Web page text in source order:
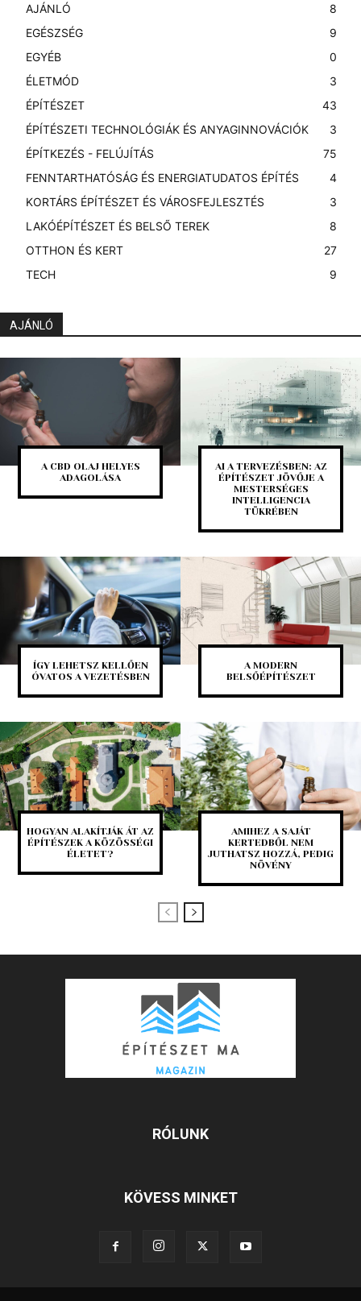
AJÁNLÓ
8
EGÉSZSÉG
9
EGYÉB
0
ÉLETMÓD
3
ÉPÍTÉSZET
43
ÉPÍTÉSZETI TECHNOLÓGIÁK ÉS ANYAGINNOVÁCIÓK
3
ÉPÍTKEZÉS - FELÚJÍTÁS
75
FENNTARTHATÓSÁG ÉS ENERGIATUDATOS ÉPÍTÉS
4
KORTÁRS ÉPÍTÉSZET ÉS VÁROSFEJLESZTÉS
3
LAKÓÉPÍTÉSZET ÉS BELSŐ TEREK
8
OTTHON ÉS KERT
27
TECH
9
AJÁNLÓ
A CBD OLAJ HELYES
ADAGOLÁSA
AI A TERVEZÉSBEN: AZ
ÉPÍTÉSZET JÖVŐJE A
MESTERSÉGES
INTELLIGENCIA
TÜKRÉBEN
ÍGY LEHETSZ KELLŐEN
ÓVATOS A VEZETÉSBEN
A MODERN
BELSŐÉPÍTÉSZET
HOGYAN ALAKÍTJÁK ÁT AZ
ÉPÍTÉSZEK A KÖZÖSSÉGI
ÉLETET?
AMIHEZ A SAJÁT
KERTEDBŐL NEM
JUTHATSZ HOZZÁ, PEDIG
NÖVÉNY
RÓLUNK
KÖVESS MINKET